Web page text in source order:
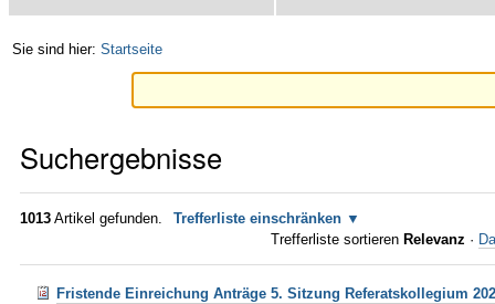
Sie sind hier: Startseite
Suchergebnisse
1013 Artikel gefunden.
Trefferliste einschränken
Trefferliste sortieren Relevanz ·
Fristende Einreichung Anträge 5. Sitzung Referatskollegium